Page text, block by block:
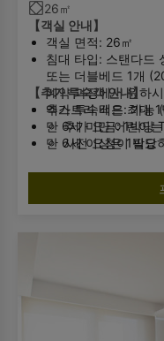
26㎡
【객실 안내】
객실 면적: 26㎡
침대 타입: 스탠다드
또는 더블베드 1개
예약 과정에서 원하
엑스트라 베드: 가능
추가 요금: 1박당
사전 요청이 필요
유아용 침대: 가능 (
욕실 시설: 샤워실 /
【추가 투숙객 안내】
추가 투숙객은 최대
만 6세 미만 어린이
만 6세 이상은 1박당
추가 투숙객이 있는